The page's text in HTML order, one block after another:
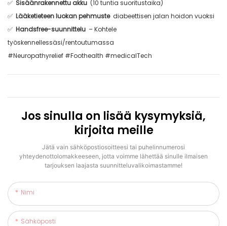
✅ Sisäänrakennettu akku (10 tuntia suoritustaika)
✅ Lääketieteen luokan pehmuste diabeettisen jalan hoidon vuoksi
✅ Handsfree-suunnittelu – Kohtele
työskennellessäsi/rentoutumassa
#Neuropathyrelief #Foothealth #medicalTech
Jos sinulla on lisää kysymyksiä,
kirjoita meille
Jätä vain sähköpostiosoitteesi tai puhelinnumerosi
yhteydenottolomakkeeseen, jotta voimme lähettää sinulle ilmaisen
tarjouksen laajasta suunnitteluvalikoimastamme!
Nimi
Sähköposti